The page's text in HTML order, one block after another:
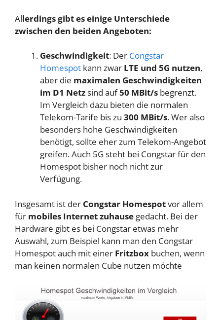
Allerdings gibt es einige Unterschiede
zwischen den beiden Angeboten:
Geschwindigkeit: Der Congstar
Homespot kann zwar LTE und 5G nutzen,
aber die maximalen Geschwindigkeiten
im D1 Netzsind auf50 MBit/s begrenzt.
Im Vergleich dazu bieten die normalen
Telekom-Tarife bis zu 300 MBit/s. Wer also
besonders hohe Geschwindigkeiten
benötigt, sollte eher zum Telekom-Angebot
greifen. Auch 5G steht bei Congstar für den
Homespot bisher noch nicht zur
Verfügung.
Insgesamt ist der Congstar Homespotvor allem
für mobiles Internet zuhause gedacht. Bei der
Hardware gibt es bei Congstar etwas mehr
Auswahl, zum Beispiel kann man den Congstar
Homespot auch mit einer Fritzbox buchen, wenn
man keinen normalen Cube nutzen möchte